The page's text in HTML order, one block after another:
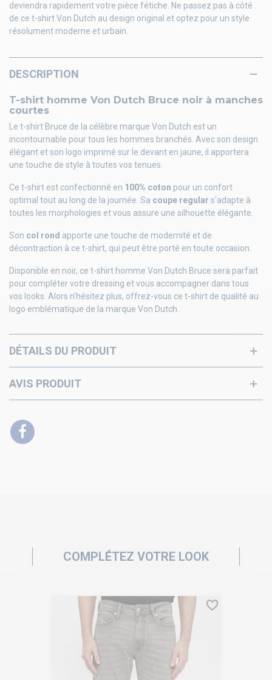
deviendra rapidement votre pièce fétiche. Ne passez pas à côté
de ce t-shirt Von Dutch au design original et optez pour un style
résolument moderne et urbain.
DESCRIPTION
T-shirt homme Von Dutch Bruce noir à manches
courtes
Le t-shirt Bruce de la célèbre marque Von Dutch est un
incontournable pour tous les hommes branchés. Avec son design
élégant et son logo imprimé sur le devant en jaune, il apportera
une touche de style à toutes vos tenues.
Ce t-shirt est confectionné en 100% coton pour un confort
optimal tout au long de la journée. Sa coupe regular s'adapte à
toutes les morphologies et vous assure une silhouette élégante.
Son col rond apporte une touche de modernité et de
décontraction à ce t-shirt, qui peut être porté en toute occasion.
Disponible en noir, ce t-shirt homme Von Dutch Bruce sera parfait
pour compléter votre dressing et vous accompagner dans tous
vos looks. Alors n'hésitez plus, offrez-vous ce t-shirt de qualité au
logo emblématique de la marque Von Dutch.
DÉTAILS DU PRODUIT
AVIS PRODUIT
COMPLÉTEZ VOTRE LOOK